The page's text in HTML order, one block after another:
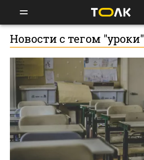
Новости с тегом "уроки"